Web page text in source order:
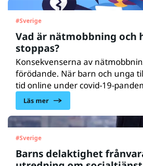
#Sverige
Vad är nätmobbning och
stoppas?
Konsekvenserna av
förödande. När barn och unga
tid online under covid-19-
I en global kampanj har UNICEF
med ungdomar, sociala
barnskyddsexperter, tagit fram råd till unga
förhindra att någon drabbas.
Läs mer
#Sverige
Barns delaktighet